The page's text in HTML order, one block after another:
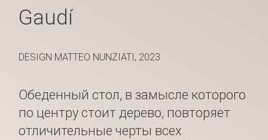
Gaudí
DESIGN MATTEO NUNZIATI, 2023
Обеденный стол, в замысле которого
по центру стоит дерево, повторяет
отличительные черты всех